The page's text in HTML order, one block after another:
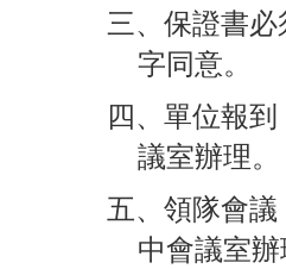
三、保證書
字同意。
四、單位報
議室辦理。
五、領隊會
中會議室